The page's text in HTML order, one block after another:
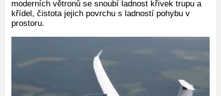
moderních větronů se snoubí ladnost křivek trupu a
křídel, čistota jejich povrchu s ladností pohybu v
prostoru.